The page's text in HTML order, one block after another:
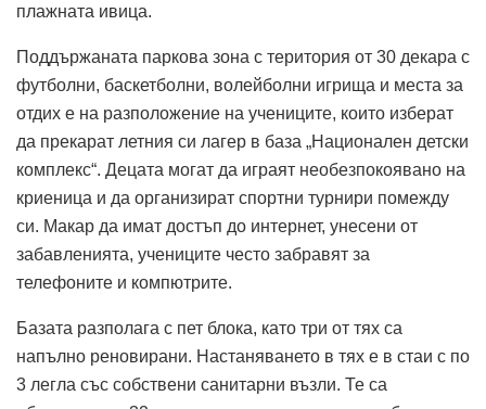
плажната ивица.
Поддържаната паркова зона с територия от 30 декара с
футболни, баскетболни, волейболни игрища и места за
отдих е на разположение на учениците, които изберат
да прекарат летния си лагер в база „Национален детски
комплекс“. Децата могат да играят необезпокоявано на
криеница и да организират спортни турнири помежду
си. Макар да имат достъп до интернет, унесени от
забавленията, учениците често забравят за
телефоните и компютрите.
Базата разполага с пет блока, като три от тях са
напълно реновирани. Настаняването в тях е в стаи с по
3 легла със собствени санитарни възли. Те са